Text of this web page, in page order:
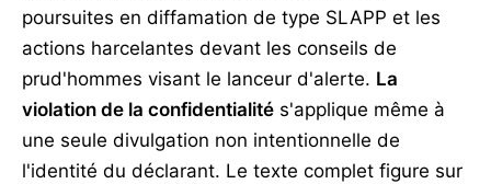
poursuites en diffamation de type SLAPP et les
actions harcelantes devant les conseils de
prud'hommes visant le lanceur d'alerte. La
violation de la confidentialité s'applique même à
une seule divulgation non intentionnelle de
l'identité du déclarant. Le texte complet figure sur